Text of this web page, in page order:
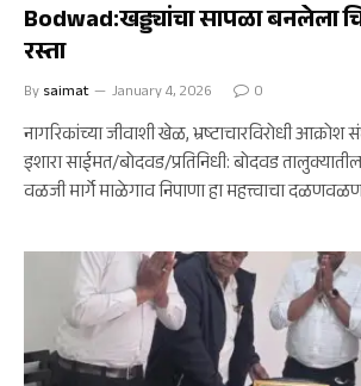
Bodwad:खड्ड्यांचा सापळा बनलेला
रस्ता
By saimat January 4, 2026 0
नागरिकांच्या जीवाशी खेळ, भ्रष्टाचारविरोधी
इशारा साईमत/बोदवड/प्रतिनिधी: बोदवड
वळजी मार्गे माळेगाव निपाणा हा महत्त्वाचा